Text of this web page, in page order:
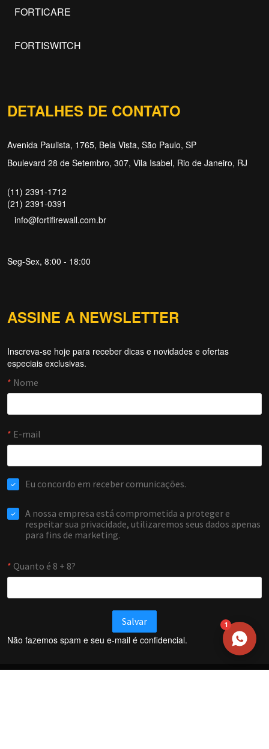
FORTICARE
FORTISWITCH
DETALHES DE CONTATO
Avenida Paulista, 1765, Bela Vista, São Paulo, SP
Boulevard 28 de Setembro, 307, Vila Isabel, Rio de Janeiro, RJ
(11) 2391-1712
(21) 2391-0391
info@fortifirewall.com.br
Seg-Sex, 8:00 - 18:00
ASSINE A NEWSLETTER
Inscreva-se hoje para receber dicas e novidades e ofertas
especiais exclusivas.
Não fazemos spam e seu e-mail é confidencial.
Forti Firewall
EMAIL
WHATSAPP / TELEFONE
1